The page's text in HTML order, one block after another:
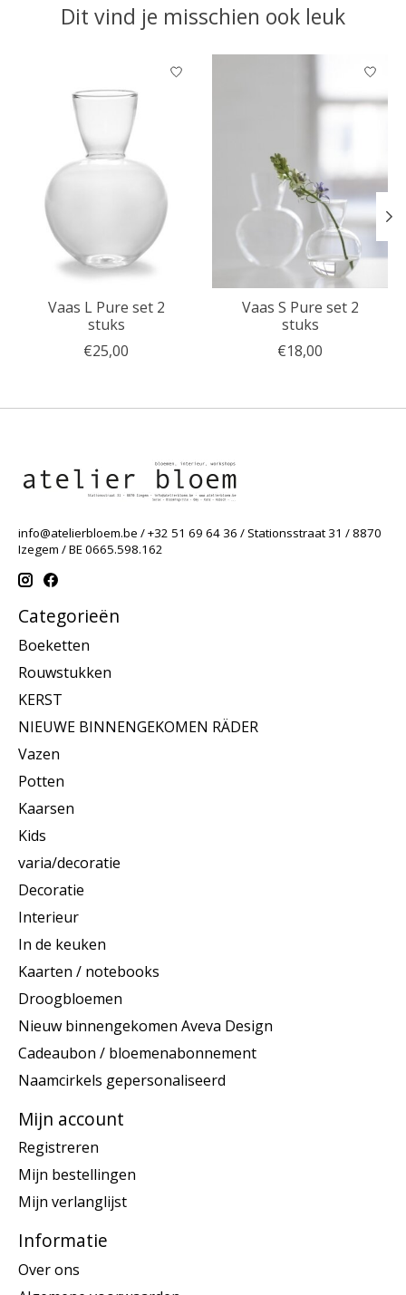
Dit vind je misschien ook leuk
Items van productcarrousel
Vaas L Pure set 2
stuks
€25,00
Vaas S Pure set 2
stuks
€18,00
info@atelierbloem.be / +32 51 69 64 36 / Stationsstraat 31 / 8870
Izegem / BE 0665.598.162
Categorieën
Boeketten
Rouwstukken
KERST
NIEUWE BINNENGEKOMEN RÄDER
Vazen
Potten
Kaarsen
Kids
varia/decoratie
Decoratie
Interieur
In de keuken
Kaarten / notebooks
Droogbloemen
Nieuw binnengekomen Aveva Design
Cadeaubon / bloemenabonnement
Naamcirkels gepersonaliseerd
Mijn account
Registreren
Mijn bestellingen
Mijn verlanglijst
Informatie
Over ons